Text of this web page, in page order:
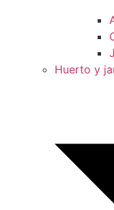
Huerto y